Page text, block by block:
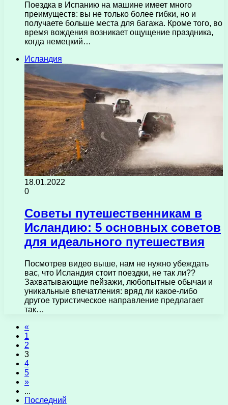
Поездка в Испанию на машине имеет много
преимуществ: вы не только более гибки, но и
получаете больше места для багажа. Кроме того, во
время вождения возникает ощущение праздника,
когда немецкий…
Исландия
18.01.2022
0
Советы путешественникам в
Исландию: 5 основных советов
для идеального путешествия
Посмотрев видео выше, нам не нужно убеждать
вас, что Исландия стоит поездки, не так ли??
Захватывающие пейзажи, любопытные обычаи и
уникальные впечатления: вряд ли какое-либо
другое туристическое направление предлагает
так…
«
1
2
3
4
5
»
...
Последний